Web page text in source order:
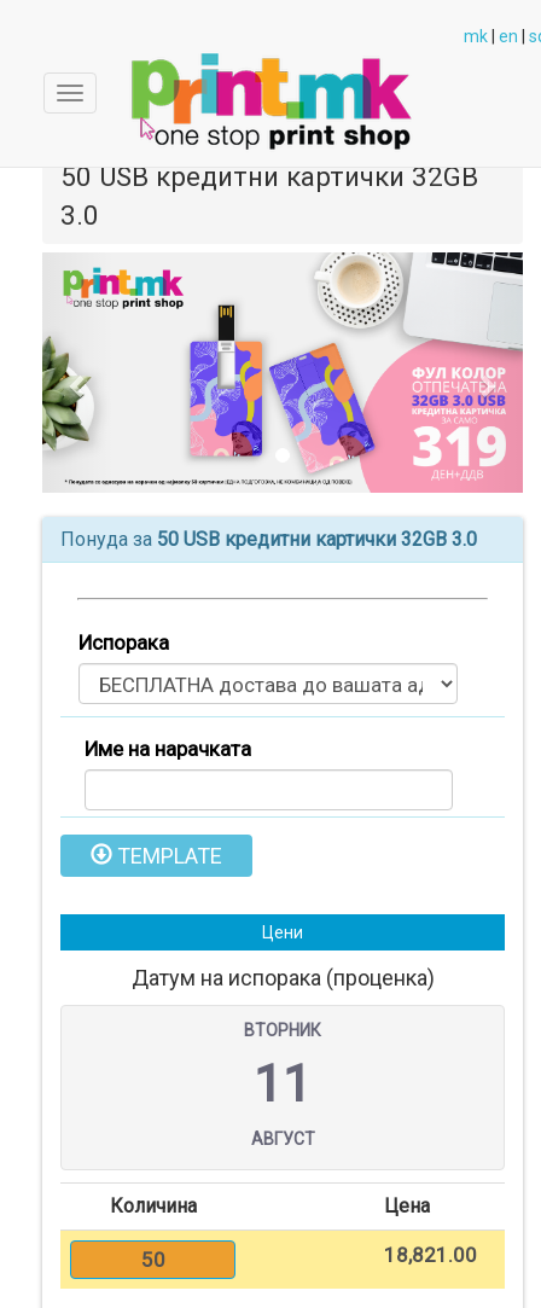
Производи
Регистрација
mk en
Toggle
navigation
50 USB кредитни картички 32GB
3.0
Previous Next
Понуда за 50 USB кредитни картички 32GB 3.0
Испорака
Име на нарачката
TEMPLATE
Цени
Датум на испорака (проценка)
ВТОРНИК
11
АВГУСТ
Количина Цена
50 18,821.00